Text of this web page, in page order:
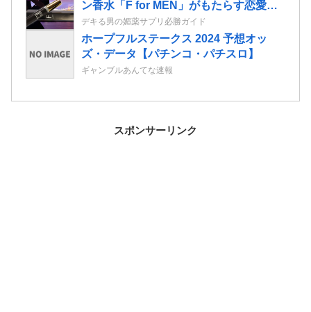
ン香水「F for MEN」がもたらす恋愛効
果
デキる男の媚薬サプリ必勝ガイド
ホープフルステークス 2024 予想オッ
ズ・データ【パチンコ・パチスロ】
ギャンブルあんてな速報
スポンサーリンク